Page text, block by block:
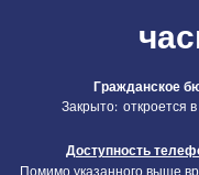
Гражданское
Нажмите, чтобы
Закрыто: откроется
Доступность
Помимо указанного выше